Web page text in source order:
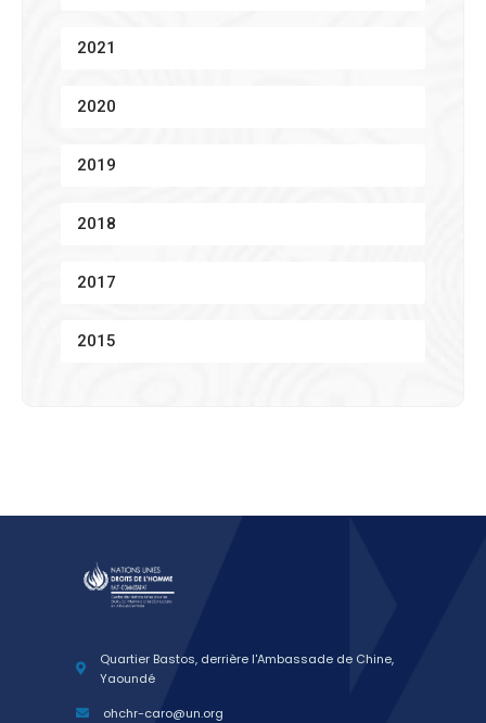
2021
2020
2019
2018
2017
2015
Quartier Bastos, derrière l'Ambassade de Chine,
Yaoundé
ohchr-caro@un.org